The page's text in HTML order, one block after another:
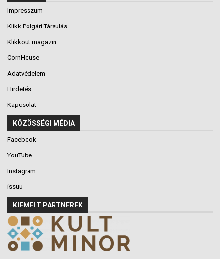
Impresszum
Klikk Polgári Társulás
Klikkout magazin
CornHouse
Adatvédelem
Hirdetés
Kapcsolat
KÖZÖSSÉGI MÉDIA
Facebook
YouTube
Instagram
issuu
KIEMELT PARTNEREK